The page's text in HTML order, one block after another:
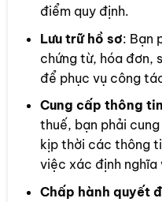
điểm quy định.
Lưu trữ hồ sơ: Bạn
chứng từ, hóa đơn,
để phục vụ công
Cung cấp thông tin
thuế, bạn phải
kịp thời các thông
việc xác định nghĩa
Chấp hành quyết